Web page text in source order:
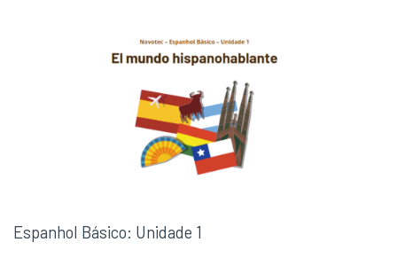
Espanhol Básico: Unidade 1